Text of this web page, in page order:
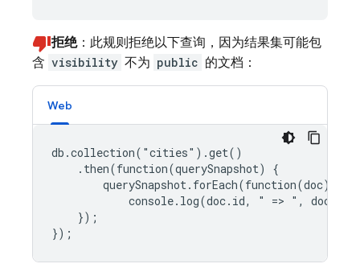
拒绝：此规则拒绝以下查询，因为结果集可能包
含 visibility 不为 public 的文档：
Web
db.collection("cities").get()
    .then(function(querySnapshot) {
        querySnapshot.forEach(function(doc) {
console.log(doc.id, " => ",
    });
});